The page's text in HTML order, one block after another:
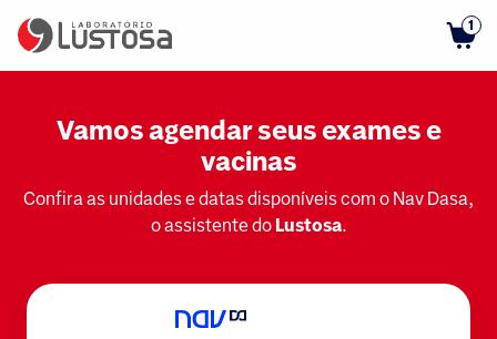
1
Vamos agendar seus exames e
vacinas
Confira as unidades e datas disponíveis com o Nav Dasa,
o assistente do Lustosa.